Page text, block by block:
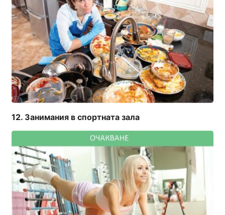
Занимания в спортната зала